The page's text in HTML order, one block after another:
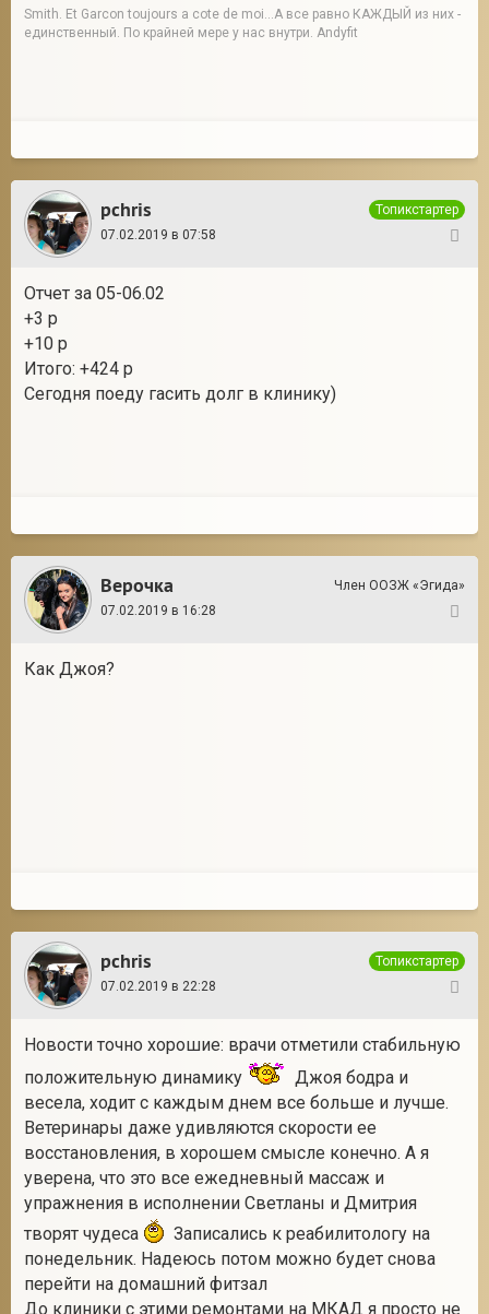
Smith. Et Garcon toujours a cote de moi...А все равно КАЖДЫЙ из них -
единственный. По крайней мере у нас внутри. Andyfit
pchris
Топикстартер
07.02.2019 в 07:58
Отчет за 05-06.02
+3 р
+10 р
Итого: +424 р
Сегодня поеду гасить долг в клинику)
Верочка
Член ООЗЖ «Эгида»
07.02.2019 в 16:28
Как Джоя?
pchris
Топикстартер
07.02.2019 в 22:28
Новости точно хорошие: врачи отметили стабильную
положительную динамику
Джоя бодра и
весела, ходит с каждым днем все больше и лучше.
Ветеринары даже удивляются скорости ее
восстановления, в хорошем смысле конечно. А я
уверена, что это все ежедневный массаж и
упражнения в исполнении Светланы и Дмитрия
творят чудеса
Записались к реабилитологу на
понедельник. Надеюсь потом можно будет снова
перейти на домашний фитзал
До клиники с этими ремонтами на МКАД я просто не